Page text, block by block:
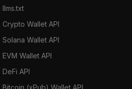
llms.txt
Crypto Wallet API
Solana Wallet API
EVM Wallet API
DeFi API
Bitcoin (xPub) Wallet API